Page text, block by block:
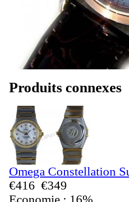
Produits connexes
Omega Constellation
€416 €349
Economie : 16%